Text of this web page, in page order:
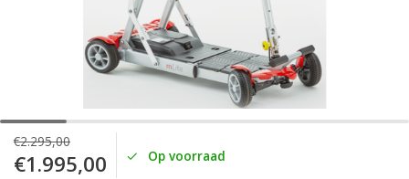
€2.295,00
€1.995,00 Op voorraad